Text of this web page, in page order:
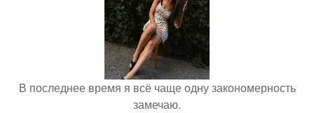
В последнее время я всё чаще одну закономерность
замечаю.